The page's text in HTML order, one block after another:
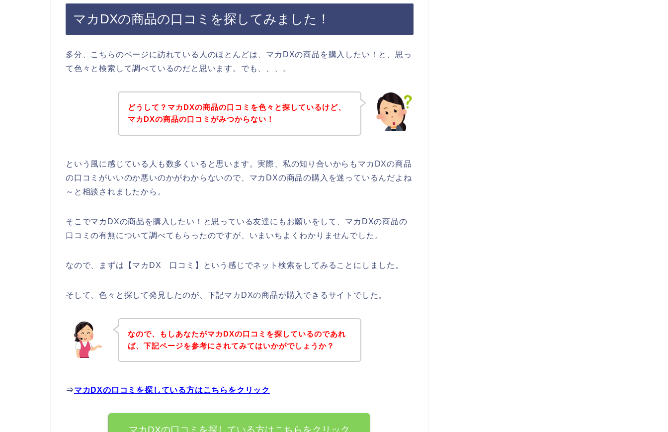
マカDXの商品の口コミを探してみました！
多分、こちらのページに訪れている人のほとんどは、マカDXの商品を購入したい！と、思っ
て色々と検索して調べているのだと思います。でも、、、。
どうして？マカDXの商品の口コミを色々と探しているけど、
マカDXの商品の口コミがみつからない！
という風に感じている人も数多くいると思います。実際、私の知り合いからもマカDXの商品
の口コミがいいのか悪いのかがわからないので、マカDXの商品の購入を迷っているんだよね
～と相談されましたから。
そこでマカDXの商品を購入したい！と思っている友達にもお願いをして、マカDXの商品の
口コミの有無について調べてもらったのですが、いまいちよくわかりませんでした。
なので、まずは【マカDX 口コミ】という感じでネット検索をしてみることにしました。
そして、色々と探して発見したのが、下記マカDXの商品が購入できるサイトでした。
なので、もしあなたがマカDXの口コミを探しているのであれ
ば、下記ページを参考にされてみてはいかがでしょうか？
⇒マカDXの口コミを探している方はこちらをクリック